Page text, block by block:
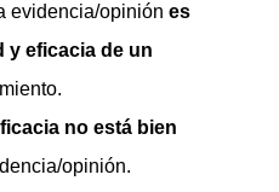
evidencia/opinión es
y eficacia de un
no está bien
opinión.